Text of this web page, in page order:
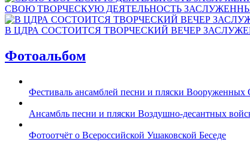
СВОЮ ТВОРЧЕСКУЮ ДЕЯТЕЛЬНОСТЬ
В ЦДРА СОСТОИТСЯ ТВОРЧЕСКИЙ ВЕЧЕР
Фотоальбом
Фестиваль ансамблей песни и пляски Вооруженных
Ансамбль песни и пляски Воздушно-десантных
Фотоотчёт о Всероссийской Ушаковской Беседе